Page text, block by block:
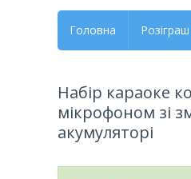
Головна
Набір караоке
мікрофоном зі
акумуляторі